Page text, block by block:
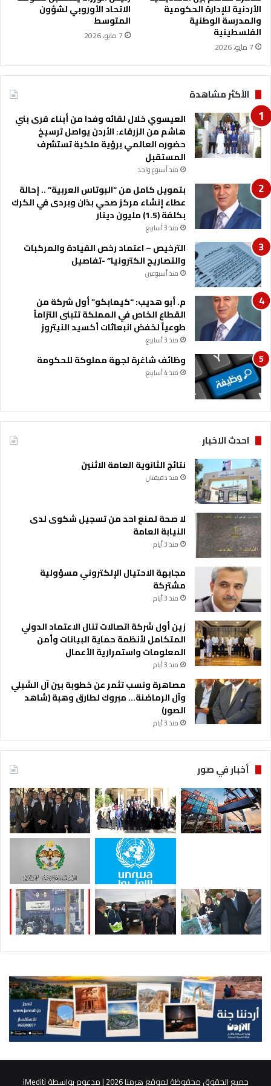
ا
ف
ل
ة
ل
غ
ا
ث
ي
ة
ا
ل
ر
ا
ب
ع
ة
إ
ل
ى
ل
ب
ن
ا
ن
الأردنية للإدارة الحكومية
والمدرسة الوطنية
الفلسطينية
7 مايو، 2026
الاتحاد الأوروبي لشؤون
المتوسط
7 مايو، 2026
الأكثر مشاهدة
العيسوي خلال لقائه وفدا من أبناء قرى بني
هاشم من الزرقاء: الأردن يواصل ترسيخ
حضوره العالمي برؤية ملكية تستشرف
المستقبل
منذ أسبوع واحد
بتمويل كامل من “البوتاس العربية” .. إحالة
عطاء إنشاء مركز صحي بذان وبردى في الكرك
بكلفة (1.5) مليون دينار
منذ 3 أسابيع
الترخيص – اعتماد رخص القيادة والمركبات
والتصاريح الكترونيا” -تفاصيل
منذ أسبوعين
م. أبو هديب: “كيمابكو” أول شركة من
القطاع الخاص في المملكة تتبنى التزاماً
طوعياً لخفض انبعاثات أكسيد النيتروز
منذ 3 أسابيع
وظائف شاغرة لجهة مملوكة للحكومة
منذ 4 أسابيع
احدث الاخبار
نتائج الثانوية العامة الاثنين
منذ دقيقتان
لا صحة لمنع احد من تسجيل شكوى لدى
النيابة العامة
منذ 3 أيام
مجابهة الاحتيال الإلكتروني مسؤولية
مشتركة
منذ 3 أيام
زين أول شركة اتصالات تنال الاعتماد الدولي
المتكامل لأنظمة حماية البيانات وأمن
المعلومات واستمرارية الأعمال
منذ 3 أيام
مصاهرة ونسب تثمر عن خطوبة بين آل الشبلي
وآل الرماضنة… مبروك لطارق وهبة (شاهد
الصور)
منذ 3 أيام
أخبار في صور
جميع الحقوق محفوظة لموقع هرمنا 2026 | مدعوم بواسطة iMediti